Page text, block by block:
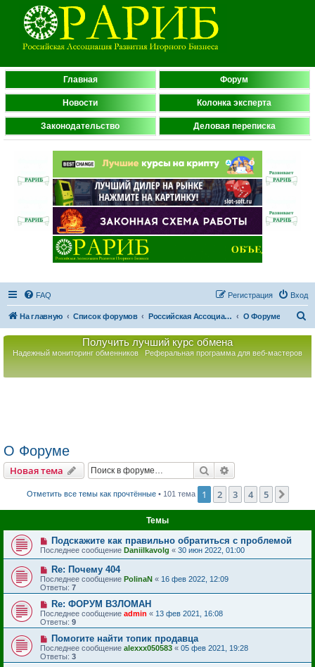
Главная Форум
Новости Колонка эксперта
Законодательство Деловая переписка
FAQ Вход
Регистрация
На главную Список форумов Российская Ассоциация Развития Игорного Бизнеса О Форуме
Получить лучший курс обмена
Надежный мониторинг обменников Реферальная программа для веб-мастеров
О Форуме
Новая тема Поиск
Отметить все темы как прочтённые• 101 тема 1 2 3 4 5
Темы
Подскажите как правильно обратиться с проблемой
Последнее сообщение Daniilkavolg « 30 июн 2022, 01:00
Re: Почему 404
Последнее сообщение PolinaN « 16 фев 2022, 12:09
Ответы: 7
Re: ФОРУМ ВЗЛОМАН
Последнее сообщение admin « 13 фев 2021, 16:08
Ответы: 9
Помогите найти топик продавца
Последнее сообщение alexxx050583 « 05 фев 2021, 19:28
Ответы: 3